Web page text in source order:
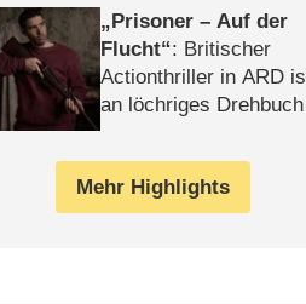
Prisoner – Auf der
Flucht : Britischer
Actionthriller in ARD
an löchriges Drehbuch
Mehr Highlights